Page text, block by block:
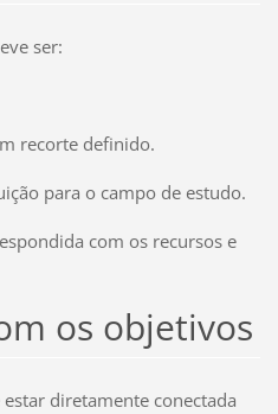
ser:
recorte definido.
para o campo de estudo.
com os recursos e
os objetivos
diretamente conectada